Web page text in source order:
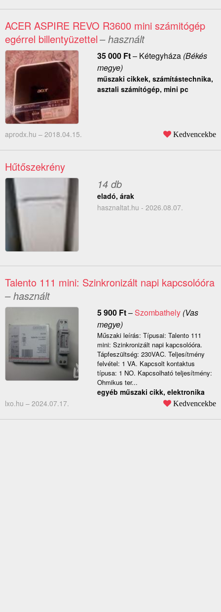
ACER ASPIRE REVO R3600 mini számitógép
egérrel billentyüzettel– használt
35 000 Ft– Kétegyháza(Békés
megye)
műszaki cikkek, számítástechnika,
asztali számítógép, mini pc
aprodx.hu – 2018.04.15. Kedvencekbe
Hűtőszekrény
14 db
eladó, árak
hasznaltat.hu - 2026.08.07.
Talento 111 mini: Szinkronizált napi kapcsolóóra
– használt
5 900 Ft–Szombathely(Vas
megye)
Műszaki leírás: Típusai: Talento 111
mini: Szinkronizált napi kapcsolóóra.
Tápfeszültség: 230VAC. Teljesítmény
felvétel: 1 VA. Kapcsolt kontaktus
típusa: 1 NO. Kapcsolható teljesítmény:
Ohmikus ter...
egyéb műszaki cikk, elektronika
lxo.hu – 2024.07.17. Kedvencekbe